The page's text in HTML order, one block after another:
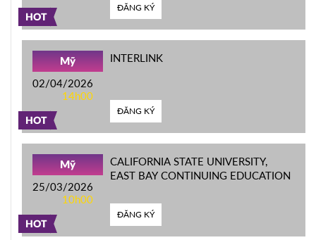
HOT
ĐĂNG KÝ
HOT
Mỹ
02/04/2026
14h00
INTERLINK
ĐĂNG KÝ
HOT
Mỹ
25/03/2026
10h00
CALIFORNIA STATE UNIVERSITY,
EAST BAY CONTINUING EDUCATION
ĐĂNG KÝ